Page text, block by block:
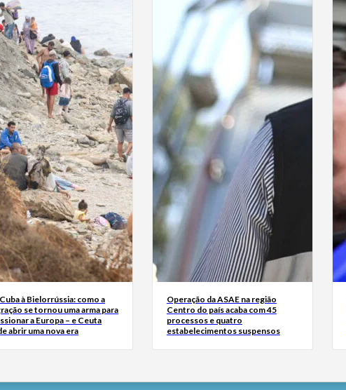
à Bielorrússia: como a
se tornou uma arma para
a Europa – e Ceuta
abrir uma nova era
Operação da ASAE na região
Centro do país acaba com 45
processos e quatro
estabelecimentos suspensos